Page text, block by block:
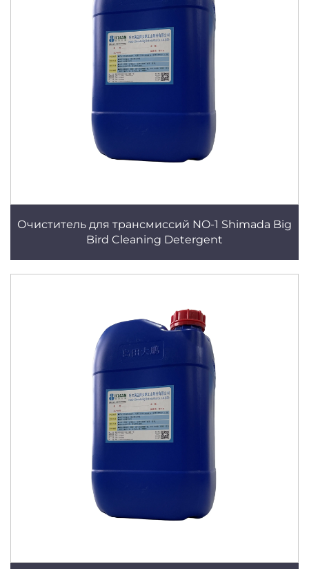
Очиститель для трансмиссий NO-1 Shimada Big
Bird Cleaning Detergent